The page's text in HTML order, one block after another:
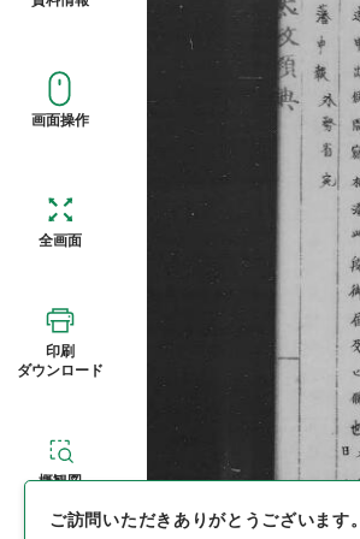
画面操作
全画面
印刷
ダウンロード
概観図
ご訪問いただきありがとうございます。